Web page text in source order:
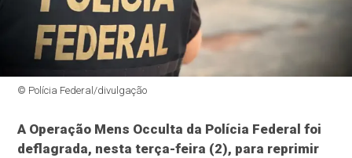
© Polícia Federal/divulgação
A Operação Mens Occulta da Polícia Federal foi
deflagrada, nesta terça-feira (2), para reprimir